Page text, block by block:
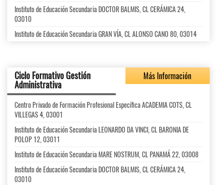
Instituto de Educación Secundaria DOCTOR BALMIS, CL CERÁMICA 24,
03010
Instituto de Educación Secundaria GRAN VÍA, CL ALONSO CANO 80, 03014
Ciclo Formativo Gestión
Administrativa
Más Información
Centro Privado de Formación Profesional Específica ACADEMIA COTS, CL
VILLEGAS 4, 03001
Instituto de Educación Secundaria LEONARDO DA VINCI, CL BARONIA DE
POLOP 12, 03011
Instituto de Educación Secundaria MARE NOSTRUM, CL PANAMÁ 22, 03008
Instituto de Educación Secundaria DOCTOR BALMIS, CL CERÁMICA 24,
03010